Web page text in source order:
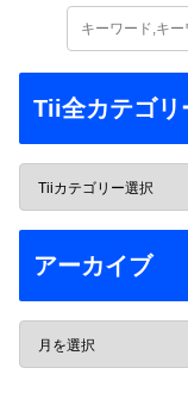
Tii全カテゴリ
アーカイブ